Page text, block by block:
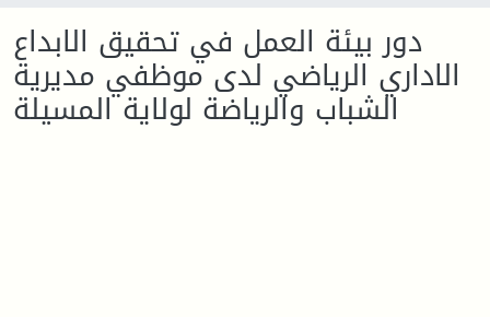
دور بيئة العمل في تحقيق الابداع
الاداري الرياضي لدى موظفي مديرية
الشباب والرياضة لولاية المسيلة